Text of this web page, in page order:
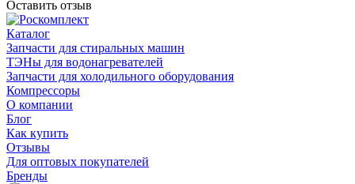
Оставить отзыв
Каталог
Запчасти для стиральных машин
ТЭНы для водонагревателей
Запчасти для холодильного оборудования
Компрессоры
О компании
Блог
Как купить
Отзывы
Для оптовых покупателей
Бренды